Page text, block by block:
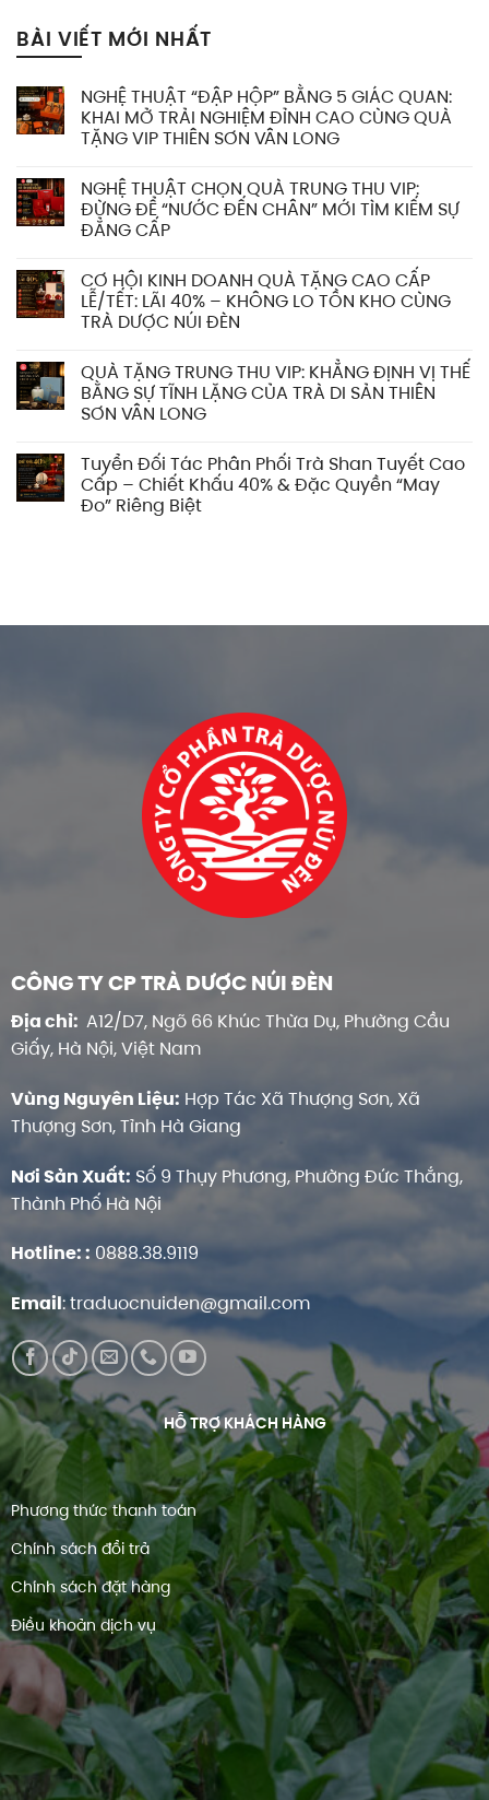
BÀI VIẾT MỚI NHẤT
NGHỆ THUẬT “ĐẬP HỘP” BẰNG 5 GIÁC QUAN:
KHAI MỞ TRẢI NGHIỆM ĐỈNH CAO CÙNG QUÀ
TẶNG VIP THIÊN SƠN VÂN LONG
NGHỆ THUẬT CHỌN QUÀ TRUNG THU VIP:
ĐỪNG ĐỂ “NƯỚC ĐẾN CHÂN” MỚI TÌM KIẾM SỰ
ĐẲNG CẤP
CƠ HỘI KINH DOANH QUÀ TẶNG CAO CẤP
LỄ/TẾT: LÃI 40% – KHÔNG LO TỒN KHO CÙNG
TRÀ DƯỢC NÚI ĐÈN
QUÀ TẶNG TRUNG THU VIP: KHẲNG ĐỊNH VỊ THẾ
BẰNG SỰ TĨNH LẶNG CỦA TRÀ DI SẢN THIÊN
SƠN VÂN LONG
Tuyển Đối Tác Phân Phối Trà Shan Tuyết Cao
Cấp – Chiết Khấu 40% & Đặc Quyền “May
Đo” Riêng Biệt
CÔNG TY CP TRÀ DƯỢC NÚI ĐÈN
Địa chỉ: A12/D7, Ngõ 66 Khúc Thừa Dụ, Phường Cầu
Giấy, Hà Nội, Việt Nam
Vùng Nguyên Liệu: Hợp Tác Xã Thượng Sơn, Xã
Thượng Sơn, Tỉnh Hà Giang
Nơi Sản Xuất: Số 9 Thụy Phương, Phường Đức Thắng,
Thành Phố Hà Nội
Hotline:: 0888.38.9119
Email:traduocnuiden@gmail.com
HỖ TRỢ KHÁCH HÀNG
Phương thức thanh toán
Chính sách đổi trả
Chính sách đặt hàng
Điều khoản dịch vụ